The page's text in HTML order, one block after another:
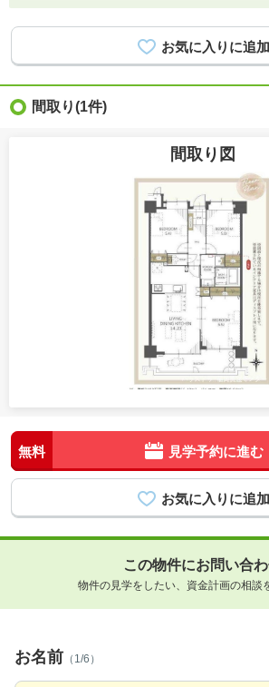
間取り(1件)
間取り図
無料 見学予約に進む
この物件にお問い合
物件の見学をしたい、資金計画の相談
お名前 （1/6）